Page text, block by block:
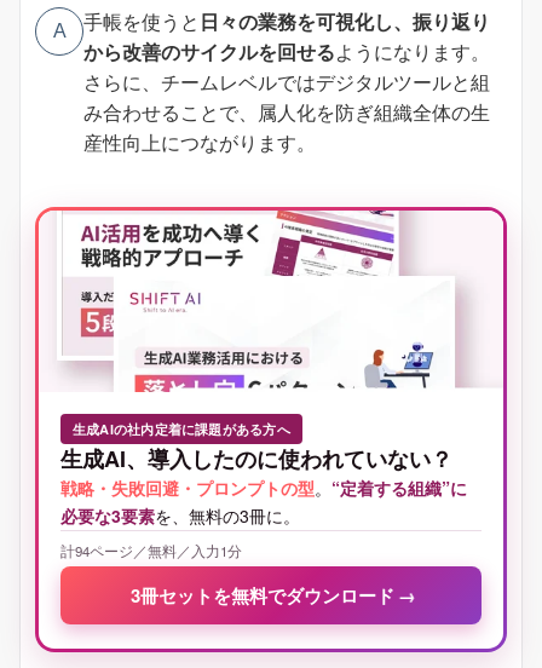
A 手帳を使うと 日々の業務を可視化し、振り返り
から改善のサイクルを回せるようになります。
さらに、チームレベルではデジタルツールと組
み合わせることで、属人化を防ぎ組織全体の生
産性向上につながります。
生成AIの社内定着に課題がある方へ
生成AI、導入したのに使われていない？
戦略・失敗回避・プロンプトの型。 “定着する組織”に
必要な3要素を、無料の3冊に。
計94ページ／無料／入力1分
3冊セットを無料でダウンロード →